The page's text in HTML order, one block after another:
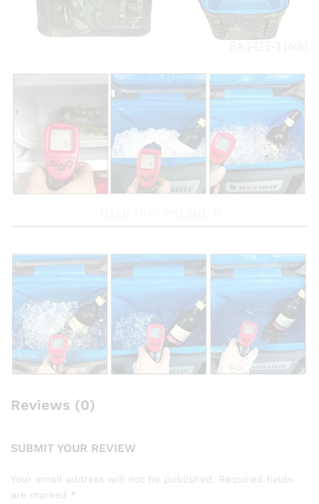
Reviews (0)
SUBMIT YOUR REVIEW
Your email address will not be published.
Required fields
are marked *